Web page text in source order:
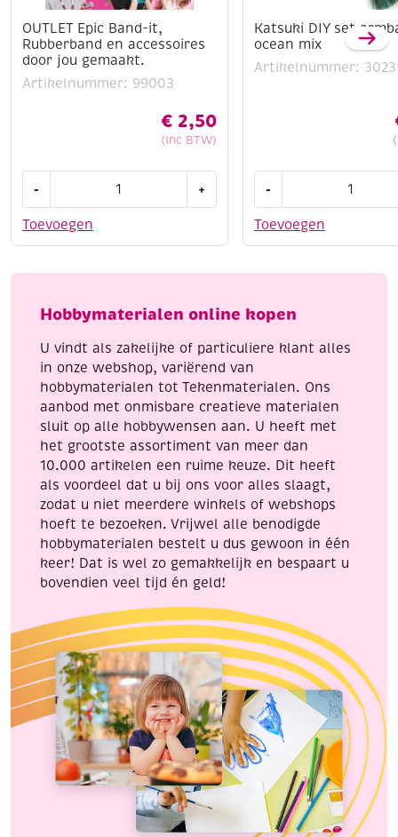
OUTLET Epic Band-it,
Rubberband en accessoires
door jou gemaakt.
Artikelnummer: 99003
€ 2,50
(Inc BTW)
Toevoegen
-
Band-
en
door
gemaakt.
aantal
+
Katsuki DIY set
ocean mix
Artikelnummer:
Toevoegen
-
set
mix
Hobbymaterialen online kopen
U vindt als zakelijke of particuliere klant alles
in onze webshop, variërend van
hobbymaterialen tot Tekenmaterialen. Ons
aanbod met onmisbare creatieve materialen
sluit op alle hobbywensen aan. U heeft met
het grootste assortiment van meer dan
10.000 artikelen een ruime keuze. Dit heeft
als voordeel dat u bij ons voor alles slaagt,
zodat u niet meerdere winkels of webshops
hoeft te bezoeken. Vrijwel alle benodigde
hobbymaterialen bestelt u dus gewoon in één
keer! Dat is wel zo gemakkelijk en bespaart u
bovendien veel tijd én geld!